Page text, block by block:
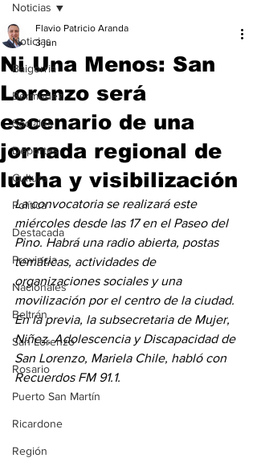
Noticias
Baigorria
Bermúdez
Sociales
Deportes
Cultura
Política
Destacada
Provincia
Nacionales
Beltrán
San Lorenzo
Rosario
Puerto San Martín
Ricardone
Región
Noticias
Ni Una Menos: San
Lorenzo será
escenario de una
jornada regional de
lucha y visibilización
Flavio Patricio Aranda
3 jun
La convocatoria se realizará este
miércoles desde las 17 en el Paseo del
Pino. Habrá una radio abierta, postas
temáticas, actividades de
organizaciones sociales y una
movilización por el centro de la ciudad.
En la previa, la subsecretaria de Mujer,
Niñez, Adolescencia y Discapacidad de
San Lorenzo, Mariela Chile, habló con
Recuerdos FM 91.1.